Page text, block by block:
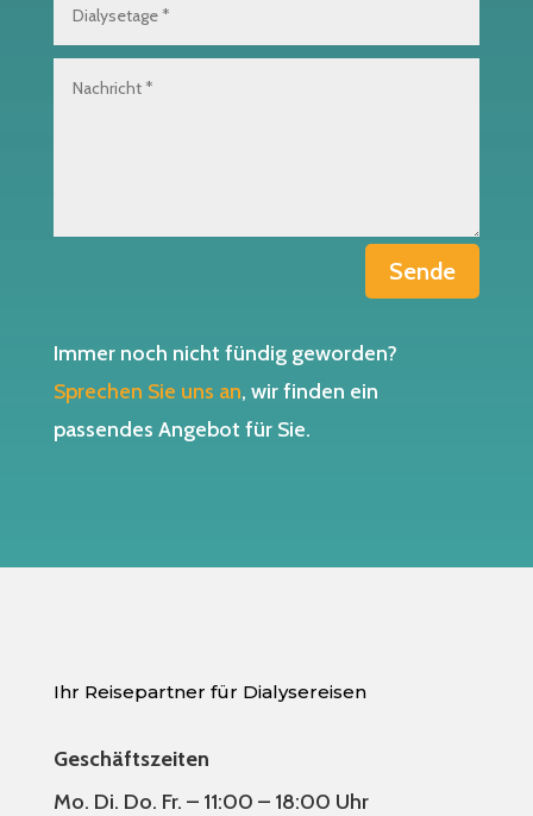
Sende
Immer noch nicht fündig geworden?
Sprechen Sie uns an, wir finden ein
passendes Angebot für Sie.
Ihr Reisepartner für Dialysereisen
Geschäftszeiten
Mo. Di. Do. Fr. – 11:00 – 18:00 Uhr